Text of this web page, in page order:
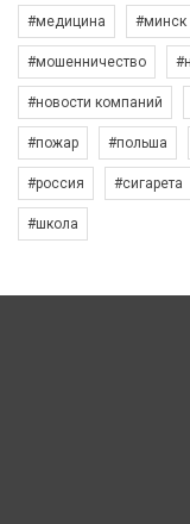
#медицина #минск
#мошенничество
#новости компаний
#пожар #польша
#россия #сигарета
#школа